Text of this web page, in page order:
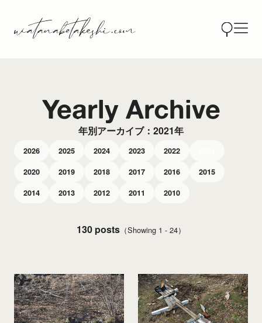
年別アーカイブ：2021年
Yearly Archive
2026 2025 2024 2023 2022
2020
2019 2018 2017 2016
2015
2014
2013 2012 2011 2010
130 posts （Showing 1 - 24）